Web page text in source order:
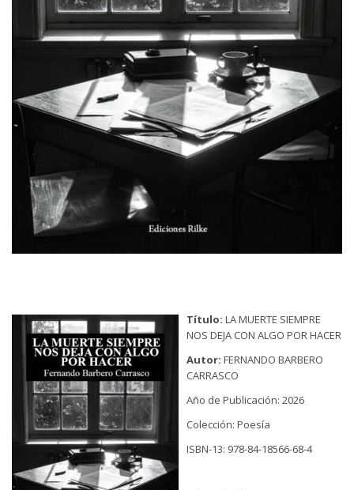
Título: LA MUERTE SIEMPRE
NOS DEJA CON ALGO POR HACER
Autor: FERNANDO BARBERO
CARRASCO
Año de Publicación: 2026
Colección: Poesía
ISBN-13: 978-84-18566-68-4